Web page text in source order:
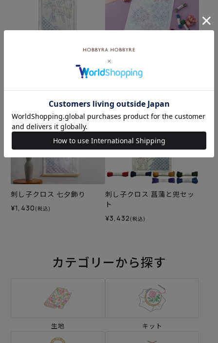
刺し子クロス あじさい日和
¥1,430(税込)
刺し子クロス 七夕飾り
¥1,430 (税込)
刺し子クロス 菖蒲と兜セッ
ト
¥3,432 (税込)
カテゴリーから探す
生地 キット